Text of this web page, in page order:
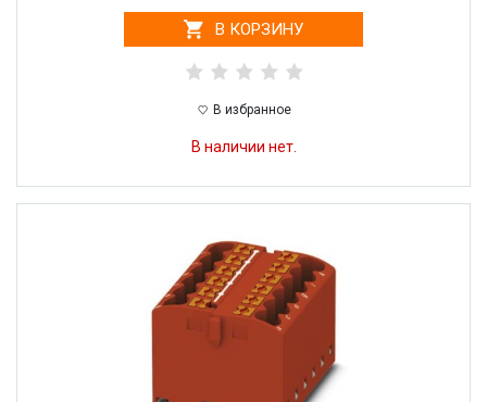
В КОРЗИНУ
В избранное
В наличии нет.